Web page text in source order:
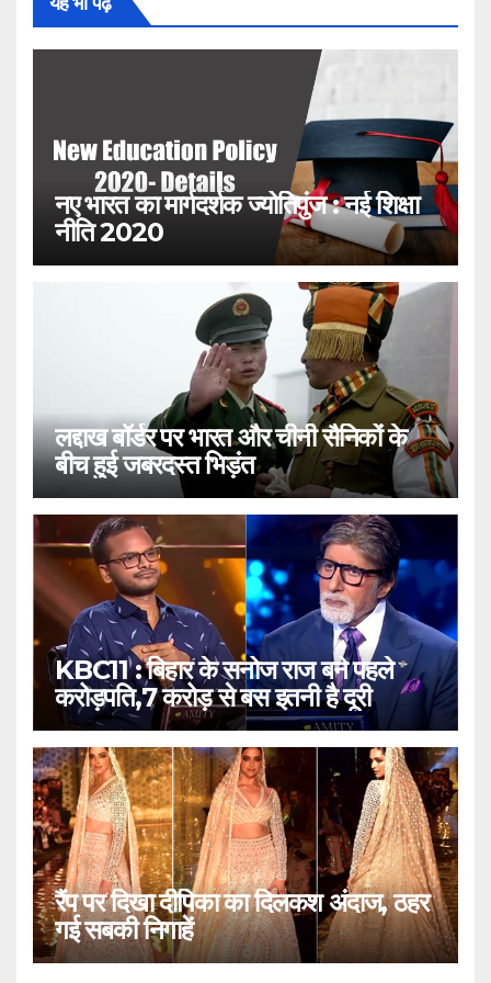
नए भारत का मार्गदर्शक ज्योतिपुंज : नई शिक्षा
नीति 2020
लद्दाख बॉर्डर पर भारत और चीनी सैनिकों के
बीच हुई जबरदस्त भिड़ंत
KBC11 : बिहार के सनोज राज बने पहले
करोड़पति,7 करोड़ से बस इतनी है दूरी
रैंप पर दिखा दीपिका का दिलकश अंदाज, ठहर
गई सबकी निगाहें